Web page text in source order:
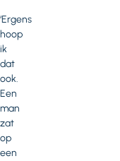
‘Ergens
hoop
ik
dat
ook.
Een
man
zat
op
een